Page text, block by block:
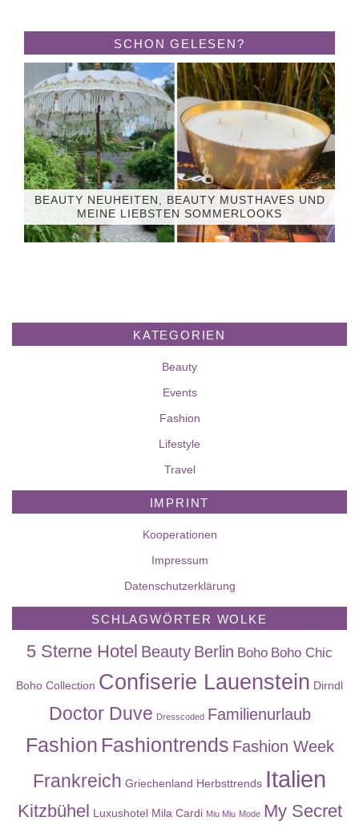
SCHON GELESEN?
BEAUTY NEUHEITEN, BEAUTY MUSTHAVES UND
MEINE LIEBSTEN SOMMERLOOKS
KATEGORIEN
Beauty
Events
Fashion
Lifestyle
Travel
IMPRINT
Kooperationen
Impressum
Datenschutzerklärung
SCHLAGWÖRTER WOLKE
5 Sterne Hotel Beauty Berlin Boho Boho Chic
Boho Collection Confiserie Lauenstein Dirndl
Doctor Duve Dresscoded Familienurlaub
Fashion Fashiontrends Fashion Week
Frankreich Griechenland Herbsttrends Italien
Kitzbühel Luxushotel Mila Cardi Miu Miu Mode My Secret